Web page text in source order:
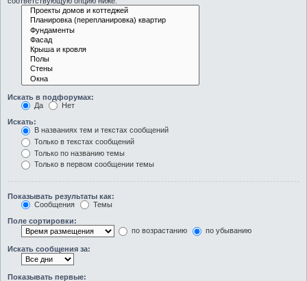
Искать в подфорумах:
Да
Нет
Искать:
В названиях тем и текстах сообщений
Только в текстах сообщений
Только по названию темы
Только в первом сообщении темы
Показывать результаты как:
Сообщения
Темы
Поле сортировки:
по возрастанию
по убыванию
Искать сообщения за:
Показывать первые: